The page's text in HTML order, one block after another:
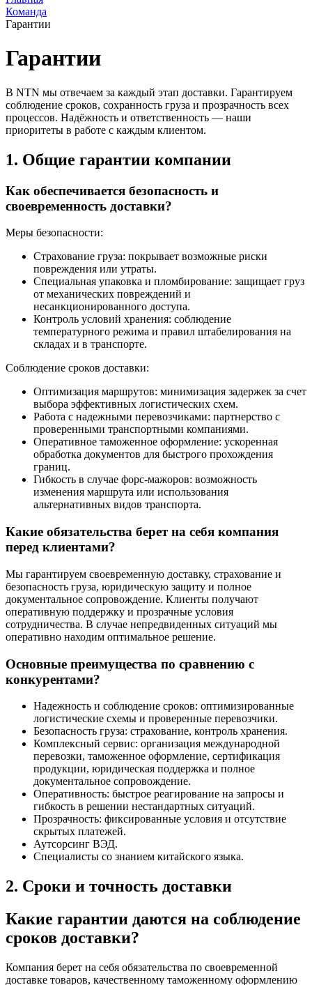
Команда
Гарантии
Гарантии
В NTN мы отвечаем за каждый этап доставки. Гарантируем
соблюдение сроков, сохранность груза и прозрачность всех
процессов. Надёжность и ответственность — наши
приоритеты в работе с каждым клиентом.
1. Общие гарантии компании
Как обеспечивается безопасность и
своевременность доставки?
Меры безопасности:
Страхование груза: покрывает возможные риски
повреждения или утраты.
Специальная упаковка и пломбирование: защищает груз
от механических повреждений и
несанкционированного доступа.
Контроль условий хранения: соблюдение
температурного режима и правил штабелирования на
складах и в транспорте.
Соблюдение сроков доставки:
Оптимизация маршрутов: минимизация задержек за счет
выбора эффективных логистических схем.
Работа с надежными перевозчиками: партнерство с
проверенными транспортными компаниями.
Оперативное таможенное оформление: ускоренная
обработка документов для быстрого прохождения
границ.
Гибкость в случае форс-мажоров: возможность
изменения маршрута или использования
альтернативных видов транспорта.
Какие обязательства берет на себя компания
перед клиентами?
Мы гарантируем своевременную доставку, страхование и
безопасность груза, юридическую защиту и полное
документальное сопровождение. Клиенты получают
оперативную поддержку и прозрачные условия
сотрудничества. В случае непредвиденных ситуаций мы
оперативно находим оптимальное решение.
Основные преимущества по сравнению с
конкурентами?
Надежность и соблюдение сроков: оптимизированные
логистические схемы и проверенные перевозчики.
Безопасность груза: страхование, контроль хранения.
Комплексный сервис: организация международной
перевозки, таможенное оформление, сертификация
продукции, юридическая поддержка и полное
документальное сопровождение.
Оперативность: быстрое реагирование на запросы и
гибкость в решении нестандартных ситуаций.
Прозрачность: фиксированные условия и отсутствие
скрытых платежей.
Аутсорсинг ВЭД.
Специалисты со знанием китайского языка.
2. Сроки и точность доставки
Какие гарантии даются на соблюдение
сроков доставки?
Компания берет на себя обязательства по своевременной
доставке товаров, качественному таможенному оформлению